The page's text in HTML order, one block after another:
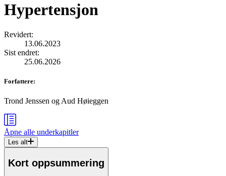
Hypertensjon
Revidert:
13.06.2023
Sist endret:
25.06.2026
Forfattere:
Trond Jenssen og Aud Høieggen
Åpne alle underkapitler
Les alt
Kort oppsummering